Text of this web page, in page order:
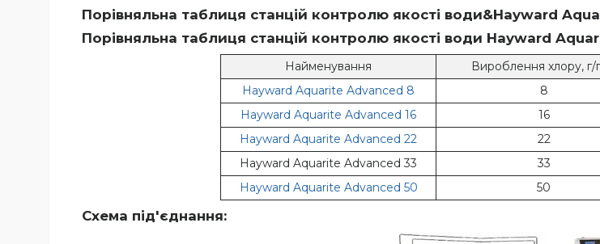
Порівняльна таблиця станцій контролю якості води&Hayward
Порівняльна таблиця станцій контролю якості води Hayward
Найменування Вироблення хлору, г/
Hayward Aquarite Advanced 8
8
Hayward Aquarite Advanced 16
16
Hayward Aquarite Advanced 22
22
Hayward Aquarite Advanced 33
33
Hayward Aquarite Advanced 50
50
Схема під'єднання: